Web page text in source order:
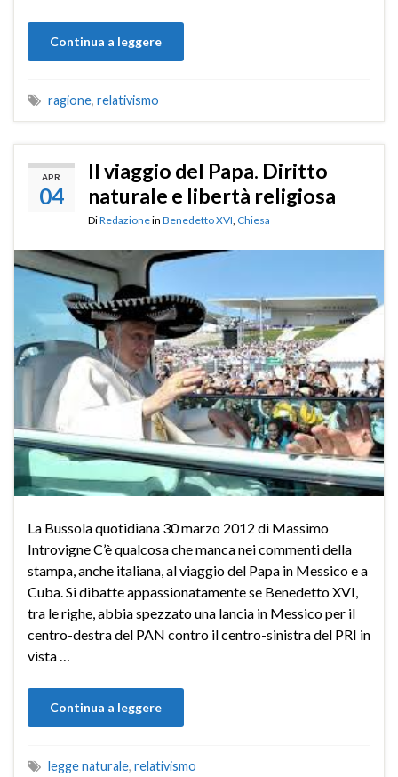
Continua a leggere
ragione, relativismo
APR
04
Il viaggio del Papa. Diritto
naturale e libertà religiosa
DiRedazionein Benedetto XVI, Chiesa
La Bussola quotidiana 30 marzo 2012 di Massimo
Introvigne C’è qualcosa che manca nei commenti della
stampa, anche italiana, al viaggio del Papa in Messico e a
Cuba. Si dibatte appassionatamente se Benedetto XVI,
tra le righe, abbia spezzato una lancia in Messico per il
centro-destra del PAN contro il centro-sinistra del PRI in
vista …
Continua a leggere
legge naturale, relativismo